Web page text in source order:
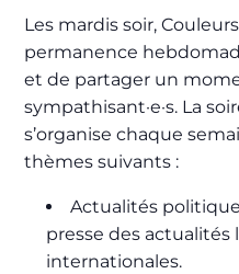
Les mardis soir,
permanence
et de partager un
sympathisant·e·s. La
s’organise chaque
thèmes suivants :
Actualités
presse des actualités
internationales.